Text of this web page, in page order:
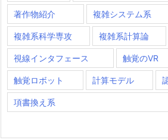
著作物紹介 複雑システム系
複雑系科学専攻 複雑系計算論
視線インタフェース 触覚のVR
触覚ロボット 計算モデル
項書換え系